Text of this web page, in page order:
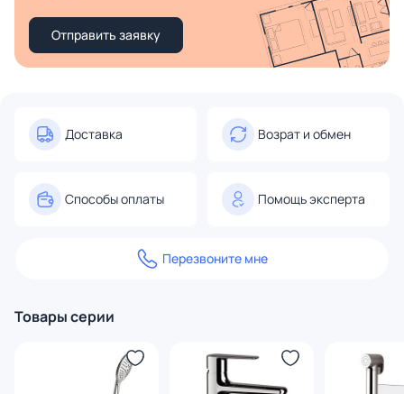
Отправить заявку
Доставка Возрат и обмен
Способы оплаты Помощь эксперта
Перезвоните мне
Товары серии